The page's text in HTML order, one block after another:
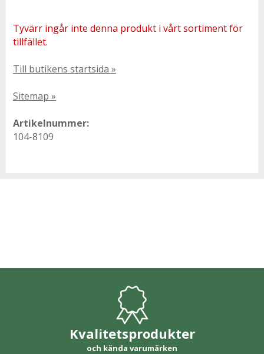
Tyvärr ingår inte denna produkt i vårt sortiment för
tillfället.
Till butikens startsida »
Sitemap »
Artikelnummer:
104-8109
Kvalitetsprodukter
och kända varumärken